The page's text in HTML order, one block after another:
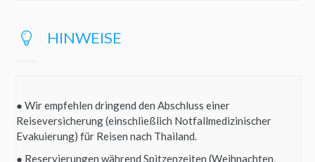
HINWEISE
● Wir empfehlen dringend den Abschluss einer
Reiseversicherung (einschließlich Notfallmedizinischer
Evakuierung) für Reisen nach Thailand.
● Reservierungen während Spitzenzeiten (Weihnachten,